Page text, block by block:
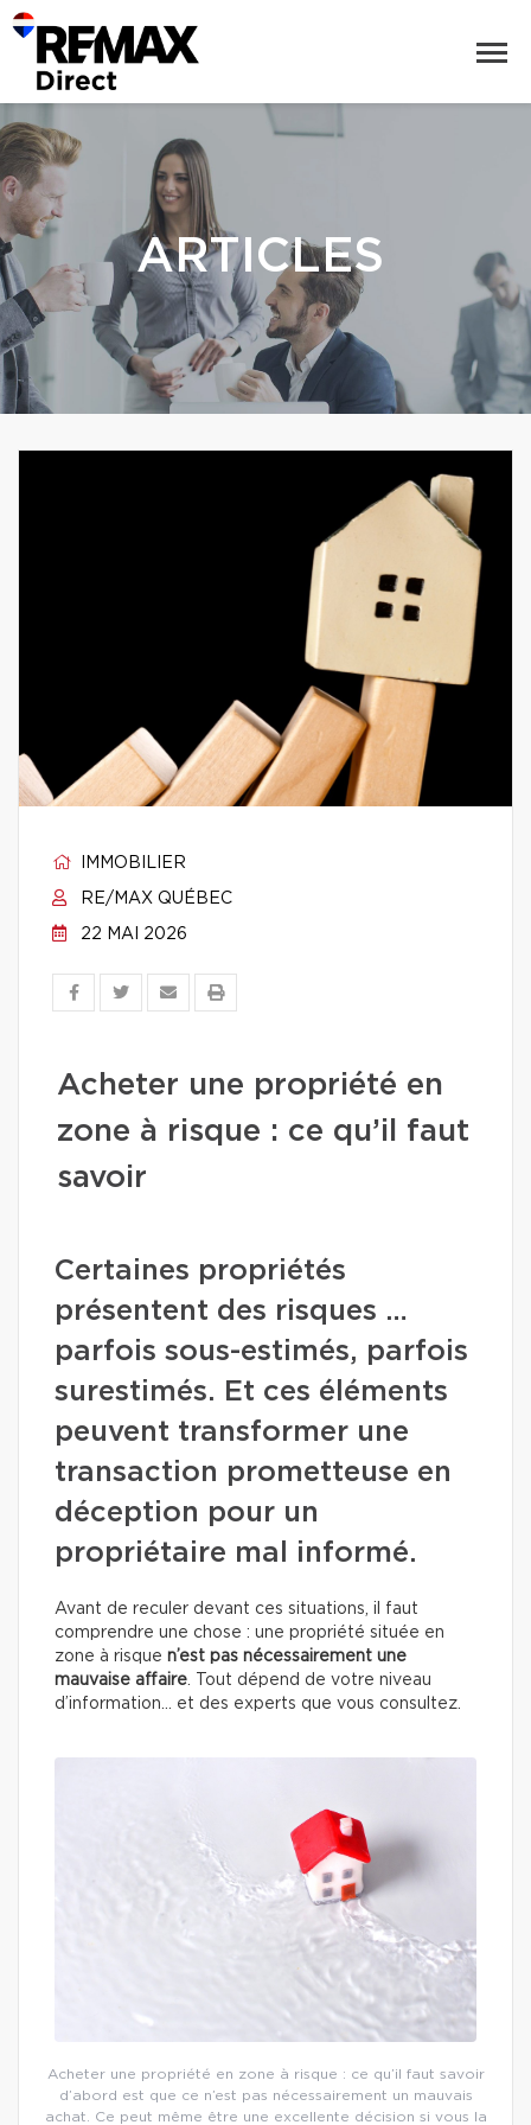
ARTICLES
IMMOBILIER
RE/MAX QUÉBEC
22 MAI 2026
Acheter une propriété en
zone à risque : ce qu’il faut
savoir
Certaines propriétés
présentent des risques …
parfois sous-estimés, parfois
surestimés. Et ces éléments
peuvent transformer une
transaction prometteuse en
déception pour un
propriétaire mal informé.
Avant de reculer devant ces situations, il faut
comprendre une chose : une propriété située en
zone à risque n’est pas nécessairement une
mauvaise affaire. Tout dépend de votre niveau
d’information… et des experts que vous consultez.
Acheter une propriété en zone à risque : ce qu’il faut savoir
d’abord est que ce n’est pas nécessairement un mauvais
achat. Ce peut même être une excellente décision si vous la